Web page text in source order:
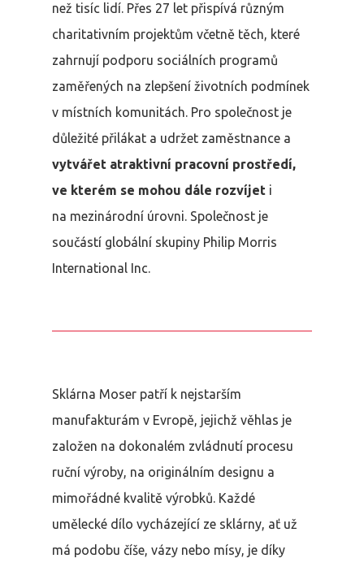
než tisíc lidí. Přes 27 let přispívá různým
charitativním projektům včetně těch, které
zahrnují podporu sociálních programů
zaměřených na zlepšení životních podmínek
v místních komunitách. Pro společnost je
důležité přilákat a udržet zaměstnance a
vytvářet atraktivní pracovní prostředí,
ve kterém se mohou dále rozvíjet i
na mezinárodní úrovni. Společnost je
součástí globální skupiny Philip Morris
International Inc.
Sklárna Moser patří k nejstarším
manufakturám v Evropě, jejichž věhlas je
založen na dokonalém zvládnutí procesu
ruční výroby, na originálním designu a
mimořádné kvalitě výrobků. Každé
umělecké dílo vycházející ze sklárny, ať už
má podobu číše, vázy nebo mísy, je díky